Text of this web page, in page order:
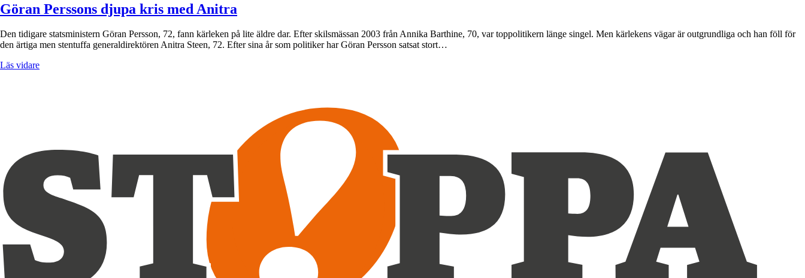
Göran Perssons djupa kris med Anitra
Den tidigare statsministern Göran Persson, 72, fann kärleken på lite äldre dar. Efter skilsmässan 2003 från Annika Barthine, 70, var toppolitikern länge singel. Men kärlekens vägar är outgrundliga och han föll för
den ärtiga men stentuffa generaldirektören Anitra Steen, 72. Efter sina år som politiker har Göran Persson satsat stort…
Läs vidare